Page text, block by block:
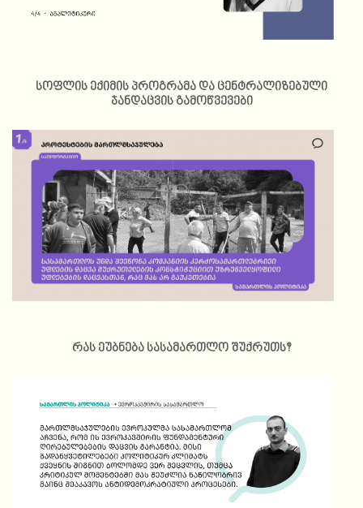
სოფლის ექიმის პროგრამა და ცენტრალიზებული
ჯანდაცვის გამოწვევები
რას ეუბნება სასამართლო შუქრუთს?